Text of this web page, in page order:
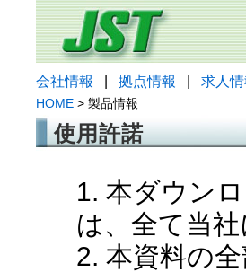
会社情報 拠点情報 求人情
HOME > 製品情報
使用許諾
1. 本ダウン
は、全て当
2. 本資料の